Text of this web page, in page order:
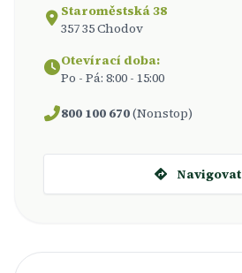
Staroměstská 38
357 35 Chodov
Otevírací doba:
Po - Pá: 8:00 - 15:00
800 100 670(Nonstop)
Navigovat